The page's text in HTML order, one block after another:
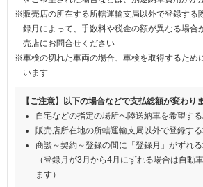
※販売店の所在する所轄運輸支局以外で登録する
録月によって、手数料や税金の額が異なる場合
売店にお問合せください
※車検の切れた車両の場合、車検を取得するため
います
【ご注意】以下の場合などで支払総額が変わり
自宅などの指定の場所へ陸送納車を希望す
販売店所在地の所轄運輸支局以外で登録す
商談～契約～登録の間に「登録月」がずれ
（登録月が3月から4月にずれる場合は自動
ます）